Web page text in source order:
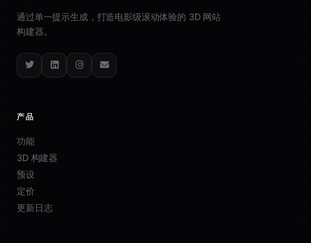
通过单一提示生成，打造电影级滚动体验的 3D 网站
构建器。
TwitterLinkedInInstagram
Email
产品
功能
3D 构建器
预设
定价
更新日志